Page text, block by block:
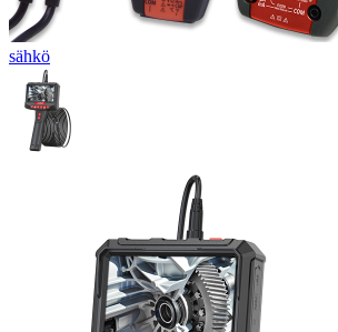
sähkö